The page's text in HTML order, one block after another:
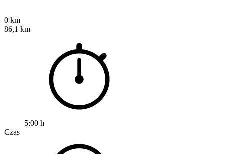
0 km
86,1 km
5:00 h
Czas